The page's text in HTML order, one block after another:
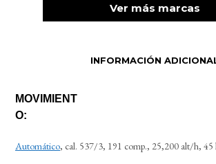
Ver más marcas
INFORMACIÓN
MOVIMIENT
O:
Automático, cal. 537/3, 191 comp., 25,200 alt/h, 45